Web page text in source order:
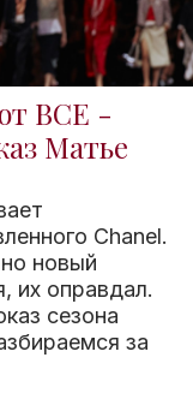
ВСЕ -
Матье
Chanel.
новый
их оправдал.
сезона
за